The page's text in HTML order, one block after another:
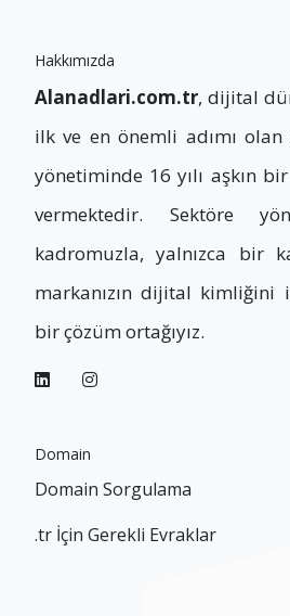
Hakkımızda
Alanadlari.com.tr, dijital
ilk ve en önemli adımı
yönetiminde 16 yılı aşkın
vermektedir. Sektöre
kadromuzla, yalnızca bir
markanızın dijital kimliğini
bir çözüm ortağıyız.
Domain
Domain Sorgulama
.tr İçin Gerekli Evraklar